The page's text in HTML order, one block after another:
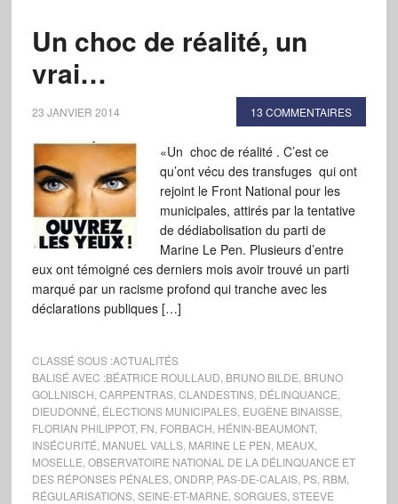
Un choc de réalité, un
vrai…
23 JANVIER 2014 13 COMMENTAIRES
«Un choc de réalité . C’est ce
qu’ont vécu des transfuges qui ont
rejoint le Front National pour les
municipales, attirés par la tentative
de dédiabolisation du parti de
Marine Le Pen. Plusieurs d’entre
eux ont témoigné ces derniers mois avoir trouvé un parti
marqué par un racisme profond qui tranche avec les
déclarations publiques […]
CLASSÉ SOUS :ACTUALITÉS
BALISÉ AVEC :BÉATRICE ROULLAUD BRUNO BILDE BRUNO
GOLLNISCH CARPENTRAS, CLANDESTINS, DÉLINQUANCE
DIEUDONNÉ ÉLECTIONS MUNICIPALES, EUGÈNE BINAISSE
FLORIAN PHILIPPOT, FN FORBACH HÉNIN-BEAUMONT,
INSÉCURITÉ MANUEL VALLS, MARINE LE PEN MEAUX,
MOSELLE OBSERVATOIRE NATIONAL DE LA DÉLINQUANCE ET
DES RÉPONSES PÉNALES, ONDRP, PAS-DE-CALAIS, PS, RBM
RÉGULARISATIONS, SEINE-ET-MARNE SORGUES, STEEVE